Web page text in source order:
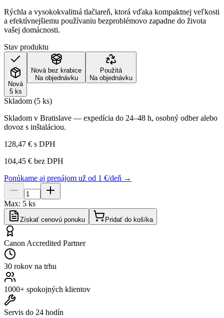
Rýchla a vysokokvalitná tlačiareň, ktorá vďaka kompaktnej veľkosti
a efektívnejšiemu používaniu bezproblémovo zapadne do života
vašej domácnosti.
Stav produktu
Nová
5 ks
Nová bez krabice
Na objednávku
Použitá
Na objednávku
Skladom (5 ks)
Skladom v Bratislave — expedícia do 24–48 h, osobný odber alebo
dovoz s inštaláciou.
128,47 € s DPH
104,45 € bez DPH
Ponúkame aj prenájom už od 1 €/deň →
Max: 5 ks
Získať cenovú ponuku Pridať do košíka
Canon Accredited Partner
30 rokov na trhu
1000+ spokojných klientov
Servis do 24 hodín